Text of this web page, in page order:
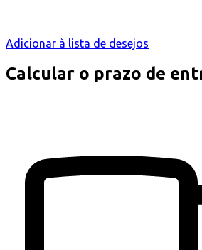
Adicionar à lista de desejos
Calcular o prazo de